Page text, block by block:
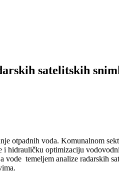
satelitskih
otpadnih voda. Komunalnom
i hidrauličku optimizaciju
temeljem analize radarskih